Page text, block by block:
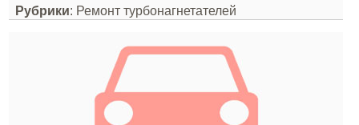
Рубрики: Ремонт турбонагнетателей